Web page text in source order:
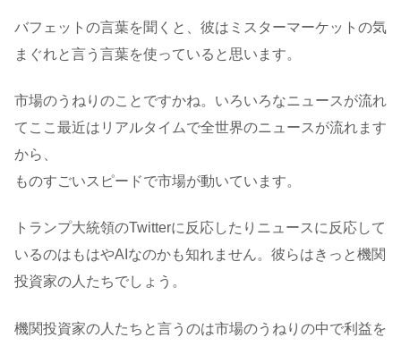
バフェットの言葉を聞くと、彼はミスターマーケットの気
まぐれと言う言葉を使っていると思います。
市場のうねりのことですかね。いろいろなニュースが流れ
てここ最近はリアルタイムで全世界のニュースが流れます
から、
ものすごいスピードで市場が動いています。
トランプ大統領のTwitterに反応したりニュースに反応して
いるのはもはやAIなのかも知れません。彼らはきっと機関
投資家の人たちでしょう。
機関投資家の人たちと言うのは市場のうねりの中で利益を